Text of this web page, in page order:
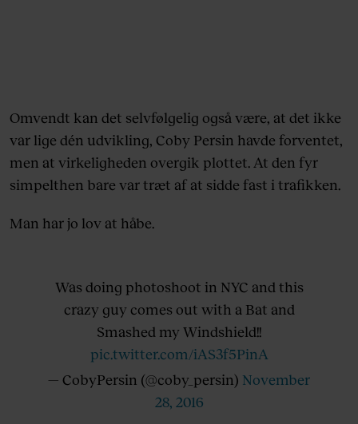
Omvendt kan det selvfølgelig også være, at det ikke
var lige dén udvikling, Coby Persin havde forventet,
men at virkeligheden overgik plottet. At den fyr
simpelthen bare var træt af at sidde fast i trafikken.
Man har jo lov at håbe.
Was doing photoshoot in NYC and this
crazy guy comes out with a Bat and
Smashed my Windshield!!
pic.twitter.com/iAS3f5PinA
— CobyPersin (@coby_persin) November
28, 2016